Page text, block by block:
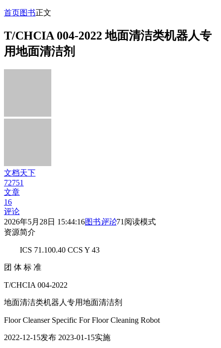
首页图书正文
T/CHCIA 004-2022 地面清洁类机器人专
用地面清洁剂
文档天下
72751
文章
16
评论
2026年5月28日 15:44:16图书评论71 阅读模式
资源简介
ICS 71.100.40 CCS Y 43
团 体 标 准
T/CHCIA 004-2022
地面清洁类机器人专用地面清洁剂
Floor Cleanser Specific For Floor Cleaning Robot
2022-12-15发布 2023-01-15实施